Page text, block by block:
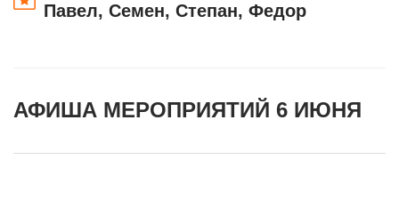
Павел, Семен, Степан, Федор
АФИША МЕРОПРИЯТИЙ 6 ИЮНЯ